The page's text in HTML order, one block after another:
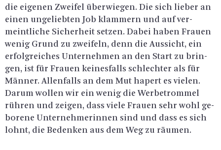
die ei­ge­nen Zwei­fel über­wie­gen. Die sich lie­ber an
einen un­ge­lieb­ten Job klam­mern und auf ver­
meint­li­che Si­cher­heit set­zen. Dabei haben Frau­en
wenig Grund zu zwei­feln, denn die Aus­sicht, ein
er­folg­rei­ches Un­ter­neh­men an den Start zu brin­
gen, ist für Frau­en kei­nes­falls schlech­ter als für
Män­ner. Al­len­falls an dem Mut ha­pert es vie­len.
Darum wol­len wir ein wenig die Wer­be­trom­mel
rüh­ren und zei­gen, dass viele Frau­en sehr wohl ge­
bo­re­ne Un­ter­neh­me­rin­nen sind und dass es sich
lohnt, die Be­den­ken aus dem Weg zu räu­men.